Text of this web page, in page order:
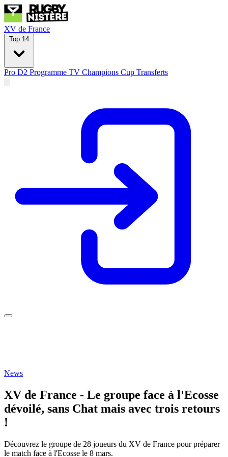
XV de France
Top 14
Pro D2 Programme TV Champions Cup Transferts
News
XV de France - Le groupe face à l'Ecosse
dévoilé, sans Chat mais avec trois retours
!
Découvrez le groupe de 28 joueurs du XV de France pour préparer
le match face à l'Ecosse le 8 mars.